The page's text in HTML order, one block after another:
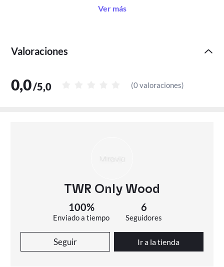
Ver más
Valoraciones
0,0/5,0 (0 valoraciones)
TWR Only Wood
100%
Enviado a tiempo
6
Seguidores
Seguir Ir a la tienda